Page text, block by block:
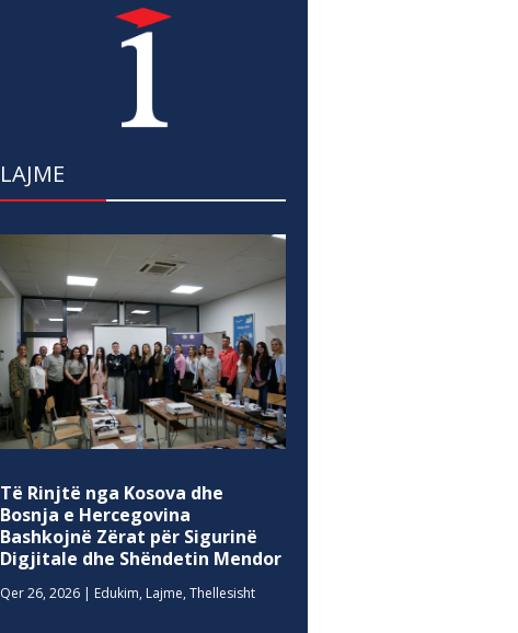
LAJME
Të Rinjtë nga Kosova dhe
Bosnja e Hercegovina
Bashkojnë Zërat për Sigurinë
Digjitale dhe Shëndetin Mendor
Qer 26, 2026 | Edukim, Lajme,Thellesisht